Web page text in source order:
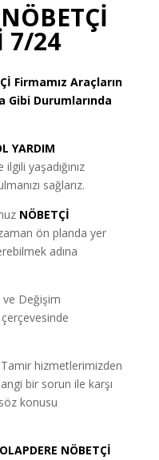
7/24
Firmamız Araçların
Gibi Durumlarında
YARDIM
yaşadığınız
sağlarız.
NÖBETÇİ
ön planda yer
adına
Değişim
hizmetlerimizden
bir sorun ile karşı
konusu
NÖBETÇİ